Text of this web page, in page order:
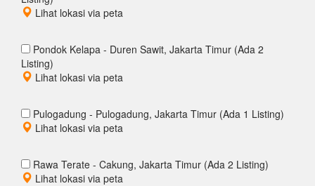
Lihat lokasi via peta
Pondok Kelapa - Duren Sawit, Jakarta Timur (Ada 2
Listing)
Lihat lokasi via peta
Pulogadung - Pulogadung, Jakarta Timur (Ada 1 Listing)
Lihat lokasi via peta
Rawa Terate - Cakung, Jakarta Timur (Ada 2 Listing)
Lihat lokasi via peta